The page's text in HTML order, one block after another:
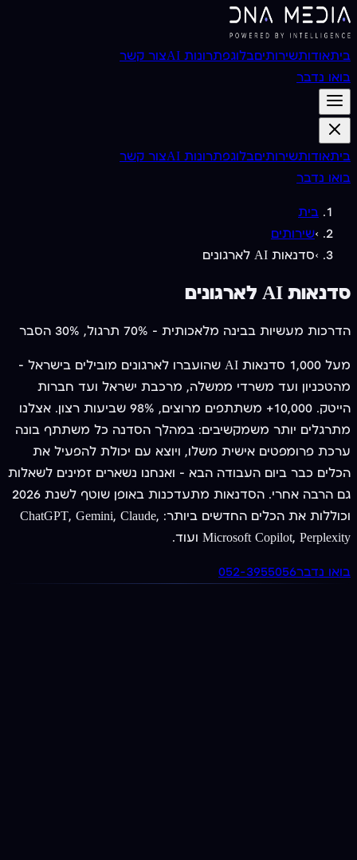
ביתאודותשירותיםבלוגפתרונות AI
צור קשר
בואו נדבר
ביתאודותשירותיםבלוגפתרונות AI
צור קשר
בואו נדבר
בית
›שירותים
›סדנאות AI לארגונים
סדנאות AI לארגונים
הדרכות מעשיות בבינה מלאכותית — 70% תרגול, 30% הסבר
מעל 1,000 סדנאות AI שהועברו לארגונים מובילים בישראל —
מהטכניון ועד משרדי ממשלה, מרכבת ישראל ועד חברות
הייטק. 10,000+ משתתפים מרוצים, 98% שביעות רצון. אצלנו
מתרגלים יותר משמקשיבים: במהלך הסדנה כל משתתף בונה
ערכת פרומפטים אישית משלו, ויוצא עם יכולת להפעיל את
הכלים כבר ביום העבודה הבא — ואנחנו נשארים זמינים לשאלות
גם הרבה אחרי. הסדנאות מתעדכנות באופן שוטף לשנת 2026
וכוללות את הכלים החדשים ביותר: ChatGPT, Gemini, Claude,
Microsoft Copilot, Perplexity ועוד.
בואו נדבר052-3955056